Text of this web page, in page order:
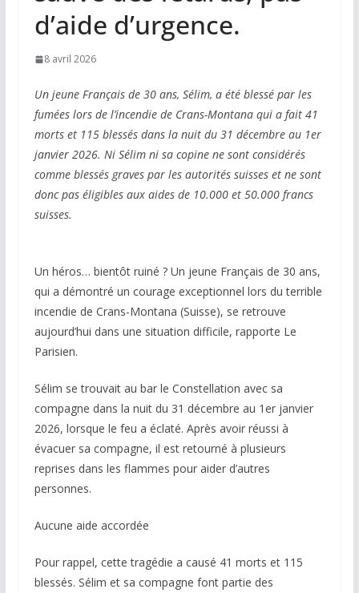
d’aide d’urgence.
8 avril 2026
Un jeune Français de 30 ans, Sélim, a été blessé par les
fumées lors de l’incendie de Crans-Montana qui a fait 41
morts et 115 blessés dans la nuit du 31 décembre au 1er
janvier 2026. Ni Sélim ni sa copine ne sont considérés
comme blessés graves par les autorités suisses et ne sont
donc pas éligibles aux aides de 10.000 et 50.000 francs
suisses.
Un héros… bientôt ruiné ? Un jeune Français de 30 ans,
qui a démontré un courage exceptionnel lors du terrible
incendie de Crans-Montana (Suisse), se retrouve
aujourd’hui dans une situation difficile, rapporte Le
Parisien.
Sélim se trouvait au bar le Constellation avec sa
compagne dans la nuit du 31 décembre au 1er janvier
2026, lorsque le feu a éclaté. Après avoir réussi à
évacuer sa compagne, il est retourné à plusieurs
reprises dans les flammes pour aider d’autres
personnes.
Aucune aide accordée
Pour rappel, cette tragédie a causé 41 morts et 115
blessés. Sélim et sa compagne font partie des